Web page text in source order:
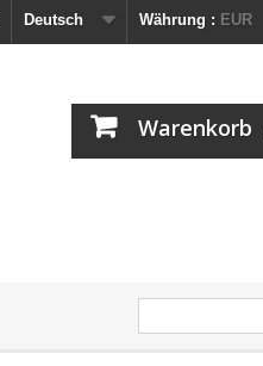
Währung : EUR
Deutsch
Warenkorb